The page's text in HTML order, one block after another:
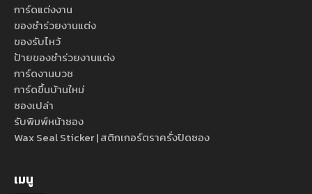
การ์ดแต่งงาน
ของชำร่วยงานแต่ง
ของรับไหว้
ป้ายของชำร่วยงานแต่ง
การ์ดงานบวช
การ์ดขึ้นบ้านใหม่
ซองเปล่า
รับพิมพ์หน้าซอง
Wax Seal Sticker | สติกเกอร์ตราครั่งปิดซอง
เมนู